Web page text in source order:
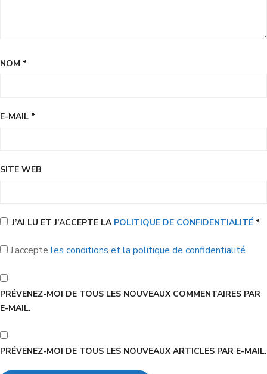
NOM *
E-MAIL *
SITE WEB
J’AI LU ET J’ACCEPTE LA POLITIQUE DE CONFIDENTIALITÉ *
J’accepte les conditions et la politique de confidentialité
PRÉVENEZ-MOI DE TOUS LES NOUVEAUX COMMENTAIRES PAR
E-MAIL.
PRÉVENEZ-MOI DE TOUS LES NOUVEAUX ARTICLES PAR E-MAIL.